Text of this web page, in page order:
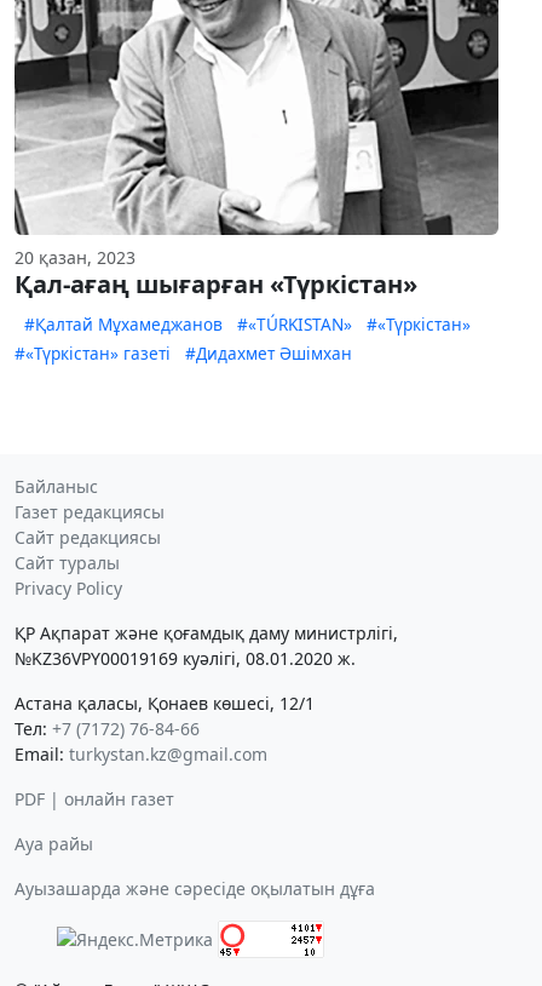
20 қазан, 2023
Қал-ағаң шығарған «Түркістан»
#Қалтай Мұхамед­жанов #«TÚRKISTAN»
#«Түркістан»
#«Түркістан» газеті
#Дидахмет Әшімхан
Байланыс
Газет редакциясы
Сайт редакциясы
Сайт туралы
Privacy Policy
ҚР Ақпарат және қоғамдық даму министрлігі,
№KZ36VPY00019169 куәлігі, 08.01.2020 ж.
Астана қаласы, Қонаев көшесі, 12/1
Тел: +7 (7172) 76-84-66
Email: turkystan.kz@gmail.com
PDF | онлайн газет
Ауа райы
Ауызашарда және сәресіде оқылатын дұға